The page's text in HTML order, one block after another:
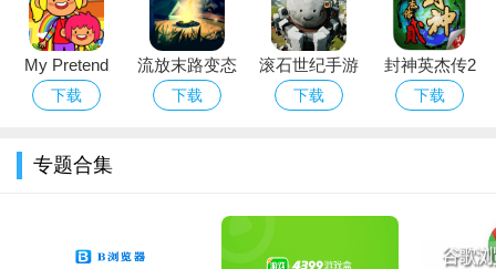
My Pretend
Daycare（我
下载
流放末路变态
版
下载
滚石世纪手游
下载
封神英杰传2
破解版
下载
专题合集